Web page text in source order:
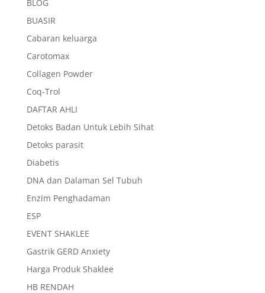
BLOG
BUASIR
Cabaran keluarga
Carotomax
Collagen Powder
Coq-Trol
DAFTAR AHLI
Detoks Badan Untuk Lebih Sihat
Detoks parasit
Diabetis
DNA dan Dalaman Sel Tubuh
Enzim Penghadaman
ESP
EVENT SHAKLEE
Gastrik GERD Anxiety
Harga Produk Shaklee
HB RENDAH